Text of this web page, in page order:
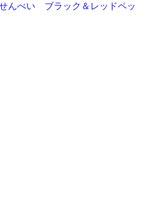
んべい ブラック＆レッドペッ